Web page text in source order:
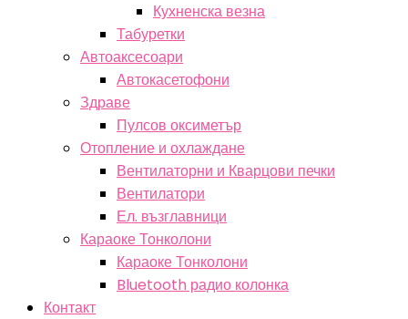
Кухненска везна
Табуретки
Автоаксесоари
Автокасетофони
Здраве
Пулсов оксиметър
Отопление и охлаждане
Вентилаторни и Кварцови печки
Вентилатори
Ел. възглавници
Караоке Тонколони
Караоке Тонколони
Bluetooth радио колонка
Контакт